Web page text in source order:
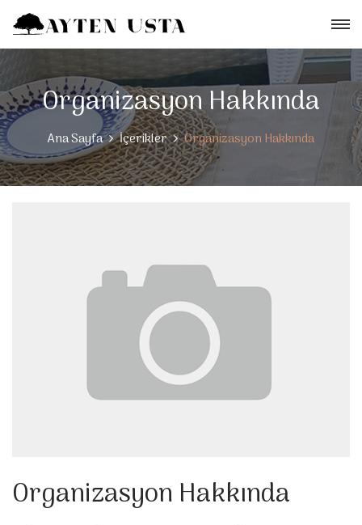
Organizasyon Hakkında
Ana Sayfa İçerikler Organizasyon Hakkında
Organizasyon Hakkında